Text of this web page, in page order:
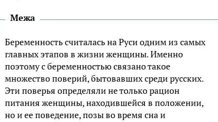
Межа
Беременность считалась на Руси одним из самых
главных этапов в жизни женщины. Именно
поэтому с беременностью связано такое
множество поверий, бытовавших среди русских.
Эти поверья определяли не только рацион
питания женщины, находившейся в положении,
но и ее поведение, позы во время сна и